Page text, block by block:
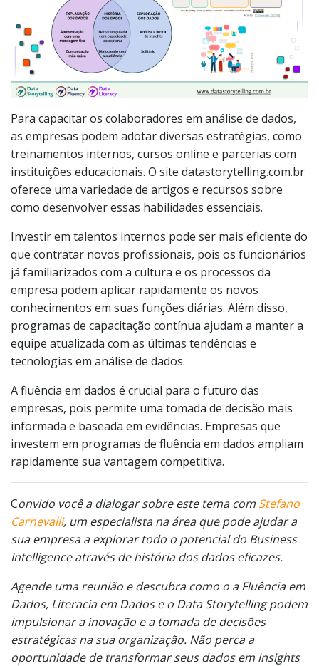
Para capacitar os colaboradores em análise de dados,
as empresas podem adotar diversas estratégias, como
treinamentos internos, cursos online e parcerias com
instituições educacionais. O site datastorytelling.com.br
oferece uma variedade de artigos e recursos sobre
como desenvolver essas habilidades essenciais.
Investir em talentos internos pode ser mais eficiente do
que contratar novos profissionais, pois os funcionários
já familiarizados com a cultura e os processos da
empresa podem aplicar rapidamente os novos
conhecimentos em suas funções diárias. Além disso,
programas de capacitação contínua ajudam a manter a
equipe atualizada com as últimas tendências e
tecnologias em análise de dados.
A fluência em dados é crucial para o futuro das
empresas, pois permite uma tomada de decisão mais
informada e baseada em evidências. Empresas que
investem em programas de fluência em dados ampliam
rapidamente sua vantagem competitiva.
Convido você a dialogar sobre este tema com Stefano
Carnevalli, um especialista na área que pode ajudar a
sua empresa a explorar todo o potencial do Business
Intelligence através de história dos dados eficazes.
Agende uma reunião e descubra como o a Fluência em
Dados, Literacia em Dados e o Data Storytelling podem
impulsionar a inovação e a tomada de decisões
estratégicas na sua organização. Não perca a
oportunidade de transformar seus dados em insights